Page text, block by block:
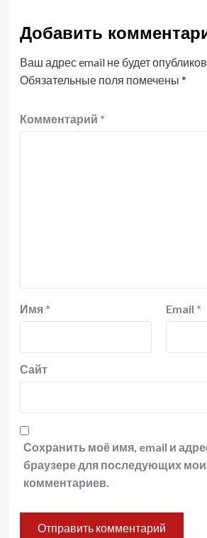
Добавить
Ваш адрес email не будет
Обязательные поля помечены *
Комментарий *
Имя * Email *
Сайт
Сохранить моё имя, email и
браузере для последующих
комментариев.